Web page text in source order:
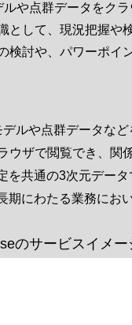
ルや点群データをク
として、現況把握や
検討や、パワーポイ
デルや点群データな
ウザで閲覧でき、関
を共通の3次元データ
期にわたる業務にお
のサービスイメー